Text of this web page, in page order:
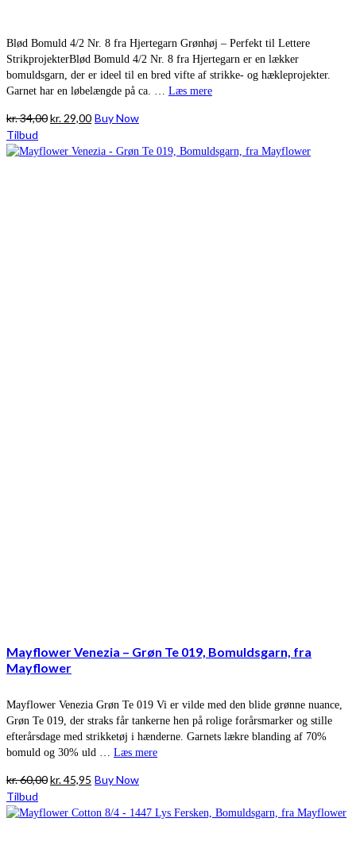
Blød Bomuld 4/2 Nr. 8 fra Hjertegarn Grønhøj – Perfekt til Lettere
StrikprojekterBlød Bomuld 4/2 Nr. 8 fra Hjertegarn er en lækker
bomuldsgarn, der er ideel til en bred vifte af strikke- og hækleprojekter.
Garnet har en løbelængde på ca. … Læs mere
kr.34,00Den
pris
kr. 29,00Den
pris
Buy Now
Tilbud
Mayflower Venezia – Grøn Te 019, Bomuldsgarn, fra
Mayflower
Mayflower Venezia Grøn Te 019 Vi er vilde med den blide grønne nuance,
Grøn Te 019, der straks får tankerne hen på rolige forårsmarker og stille
efterårsdage med strikketøj i hænderne. Garnets lækre blanding af 70%
bomuld og 30% uld … Læs mere
kr.60,00Den
pris
kr.45,95 Den
pris
Buy Now
Tilbud